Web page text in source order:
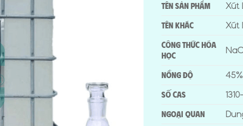
Tên sản phẩm Xút
Tên khác Xút
Công thức hóa
học
Nồng độ
Số CAS
Ngoại quan